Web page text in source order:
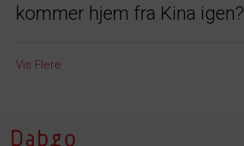
kommer hjem fra Kina igen?
Vis Flere